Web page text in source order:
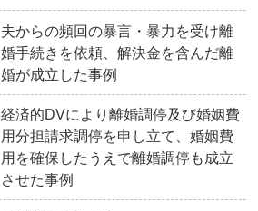
夫からの頻回の暴言・暴力を受け離
婚手続きを依頼、解決金を含んだ離
婚が成立した事例
経済的DVにより離婚調停及び婚姻費
用分担請求調停を申し立て、婚姻費
用を確保したうえで離婚調停も成立
させた事例